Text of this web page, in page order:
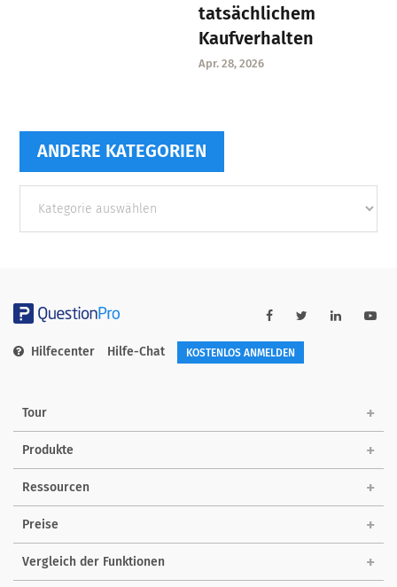
tatsächlichem
Kaufverhalten
Apr. 28, 2026
ANDERE KATEGORIEN
Kategorien
Hilfecenter Hilfe-Chat KOSTENLOS ANMELDEN
Tour
Produkte
Ressourcen
Preise
Vergleich der Funktionen